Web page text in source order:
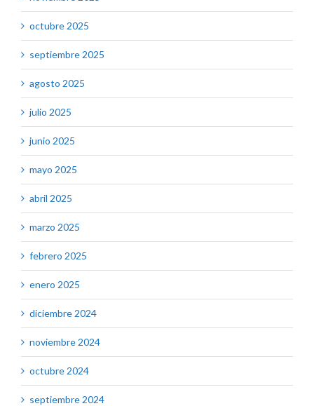
octubre 2025
septiembre 2025
agosto 2025
julio 2025
junio 2025
mayo 2025
abril 2025
marzo 2025
febrero 2025
enero 2025
diciembre 2024
noviembre 2024
octubre 2024
septiembre 2024